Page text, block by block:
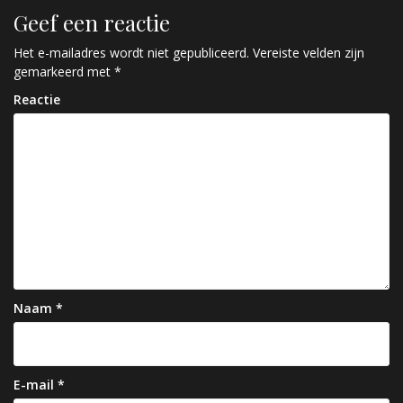
i
c
h
t
a
t
i
e
Geef een reactie
Het e-mailadres wordt niet gepubliceerd. Vereiste velden zijn
gemarkeerd met *
Reactie
Naam *
E-mail *